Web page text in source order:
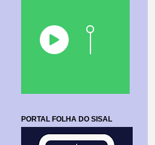
PORTAL FOLHA DO SISAL